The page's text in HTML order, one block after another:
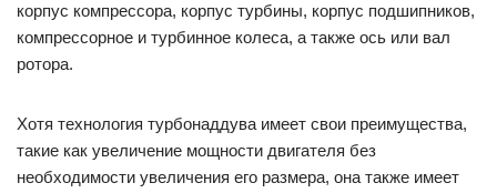
корпус компрессора, корпус турбины, корпус подшипников,
компрессорное и турбинное колеса, а также ось или вал
ротора.
Хотя технология турбонаддува имеет свои преимущества,
такие как увеличение мощности двигателя без
необходимости увеличения его размера, она также имеет